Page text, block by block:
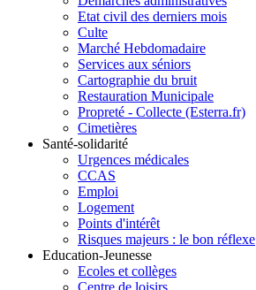
Etat civil des derniers mois
Culte
Marché Hebdomadaire
Services aux séniors
Cartographie du bruit
Restauration Municipale
Propreté - Collecte (Esterra.fr)
Cimetières
Santé-solidarité
Urgences médicales
CCAS
Emploi
Logement
Points d'intérêt
Risques majeurs : le bon réflexe
Education-Jeunesse
Ecoles et collèges
Centre de loisirs